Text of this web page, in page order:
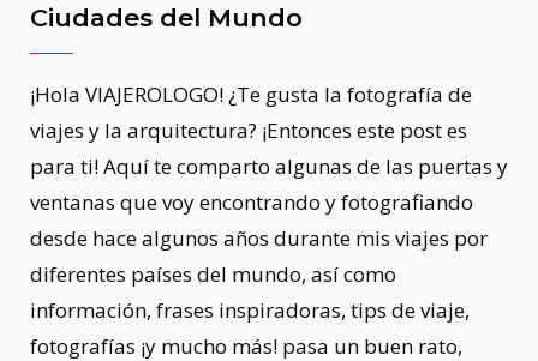
Ciudades del Mundo
¡Hola VIAJEROLOGO! ¿Te gusta la fotografía de
viajes y la arquitectura? ¡Entonces este post es
para ti! Aquí te comparto algunas de las puertas y
ventanas que voy encontrando y fotografiando
desde hace algunos años durante mis viajes por
diferentes países del mundo, así como
información, frases inspiradoras, tips de viaje,
fotografías ¡y mucho más! pasa un buen rato,